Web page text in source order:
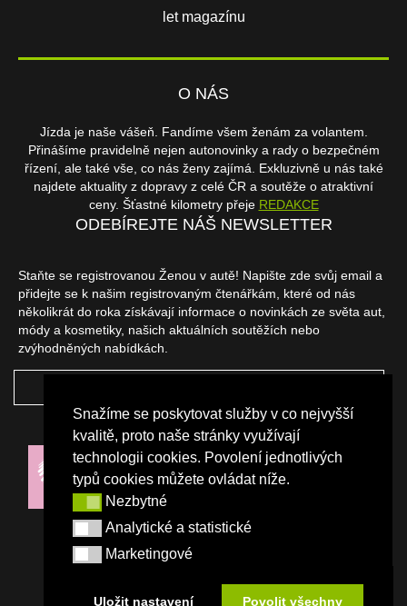
Snažíme se poskytovat služby v co nejvyšší
kvalitě, proto naše stránky využívají
technologii cookies. Povolení jednotlivých
typů cookies můžete ovládat níže.
NezbytnéNezbytné
Analytické a statistické
Analytické a statistické
Marketingové
Marketingové
Uložit nastavení Povolit všechny
let magazínu
O NÁS
Jízda je naše vášeň. Fandíme všem ženám za volantem.
Přinášíme pravidelně nejen autonovinky a rady o bezpečném
řízení, ale také vše, co nás ženy zajímá. Exkluzivně u nás také
najdete aktuality z dopravy z celé ČR a soutěže o atraktivní
ceny. Šťastné kilometry přeje REDAKCE
ODEBÍREJTE NÁŠ NEWSLETTER
Staňte se registrovanou Ženou v autě! Napište zde svůj email a
přidejte se k našim registrovaným čtenářkám, které od nás
několikrát do roka získávají informace o novinkách ze světa aut,
módy a kosmetiky, našich aktuálních soutěžích nebo
zvýhodněných nabídkách.
NAŠI PARTNEŘI